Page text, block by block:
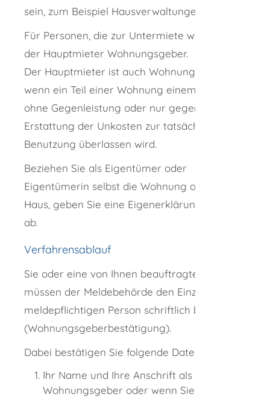
sein, zum Beispiel Hausverwaltungen.
Für Personen, die zur Untermiete wohnen, ist
der Hauptmieter Wohnungsgeber.
Der Hauptmieter ist auch Wohnungsgeber,
wenn ein Teil einer Wohnung einem Dritten
ohne Gegenleistung oder nur gegen
Erstattung der Unkosten zur tatsächlichen
Benutzung überlassen wird.
Beziehen Sie als Eigentümer oder
Eigentümerin selbst die Wohnung oder das
Haus, geben Sie eine Eigenerklärung für sich
ab.
Verfahrensablauf
Sie oder eine von Ihnen beauftragte Person
müssen der Meldebehörde den Einzug der
meldepflichtigen Person schriftlich bestätigen
(Wohnungsgeberbestätigung).
Dabei bestätigen Sie folgende Daten:
Ihr Name und Ihre Anschrift als
Wohnungsgeber oder wenn Sie nicht